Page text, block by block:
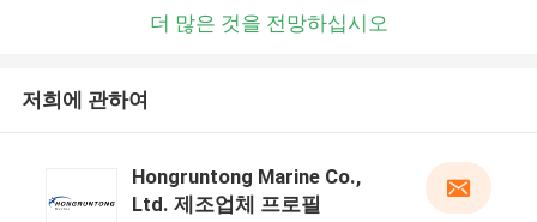
더 많은 것을 전망하십시오
저희에 관하여
Hongruntong Marine Co.,
Ltd. 제조업체 프로필